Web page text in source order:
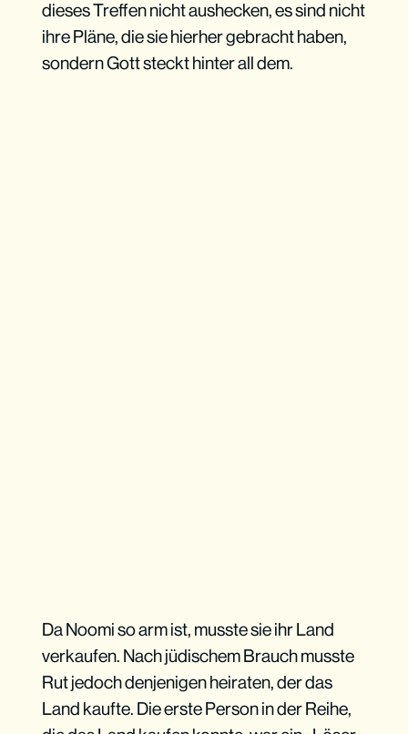
dieses Treffen nicht aushecken, es sind nicht
ihre Pläne, die sie hierher gebracht haben,
sondern Gott steckt hinter all dem.
Da Noomi so arm ist, musste sie ihr Land
verkaufen. Nach jüdischem Brauch musste
Rut jedoch denjenigen heiraten, der das
Land kaufte. Die erste Person in der Reihe,